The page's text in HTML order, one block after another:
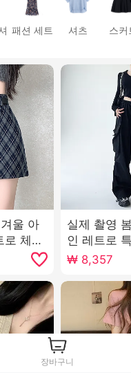
패션 세트 셔츠 스커
울 아
로 체크
직 한
미니 스
실제 촬영
인 레트로
높은 허리
바지 여가
림 스포츠
₩ 8,357
장바구니